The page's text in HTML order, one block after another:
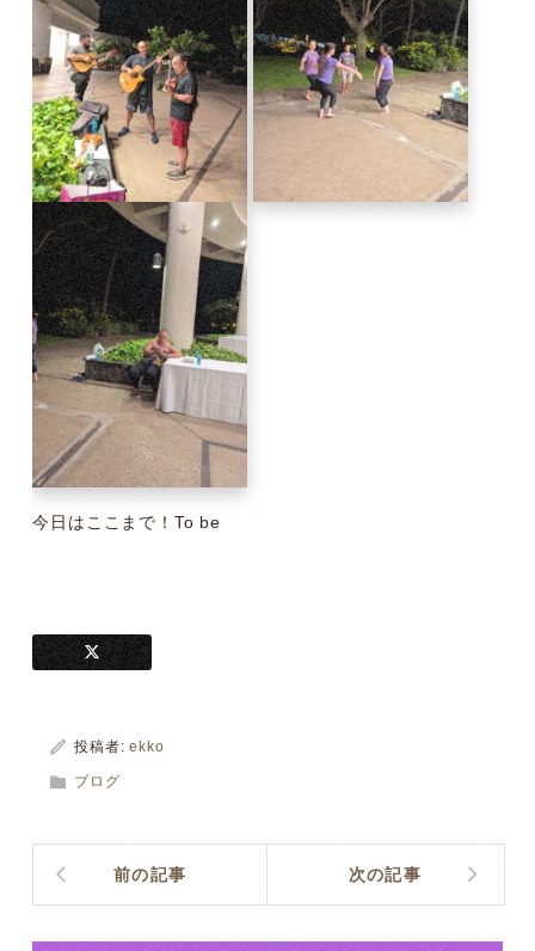
今日はここまで！To be
投稿者:ekko
ブログ
前の記事 次の記事